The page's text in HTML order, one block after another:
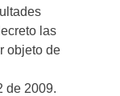
las
objeto de
de 2009.